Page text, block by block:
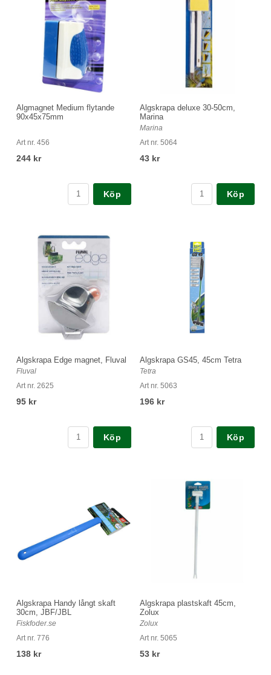
Algmagnet Medium flytande
90x45x75mm
Art nr. 456
244 kr
Köp
Algskrapa deluxe 30-50cm,
Marina
Marina
Art nr. 5064
43 kr
Köp
Algskrapa Edge magnet, Fluval
Fluval
Art nr. 2625
95 kr
Köp
Algskrapa GS45, 45cm Tetra
Tetra
Art nr. 5063
196 kr
Köp
Algskrapa Handy långt skaft
30cm, JBF/JBL
Fiskfoder.se
Art nr. 776
138 kr
Algskrapa plastskaft 45cm,
Zolux
Zolux
Art nr. 5065
53 kr